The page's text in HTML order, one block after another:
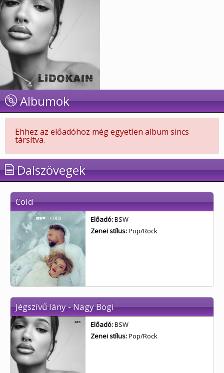
Albumok
Ehhez az előadóhoz még egyetlen album sincs
társítva.
Dalszövegek
Cold
Előadó:BSW
Zenei stílus:Pop/Rock
Jégszívű lány - Nagy Bogi
Előadó:BSW
Zenei stílus:Pop/Rock